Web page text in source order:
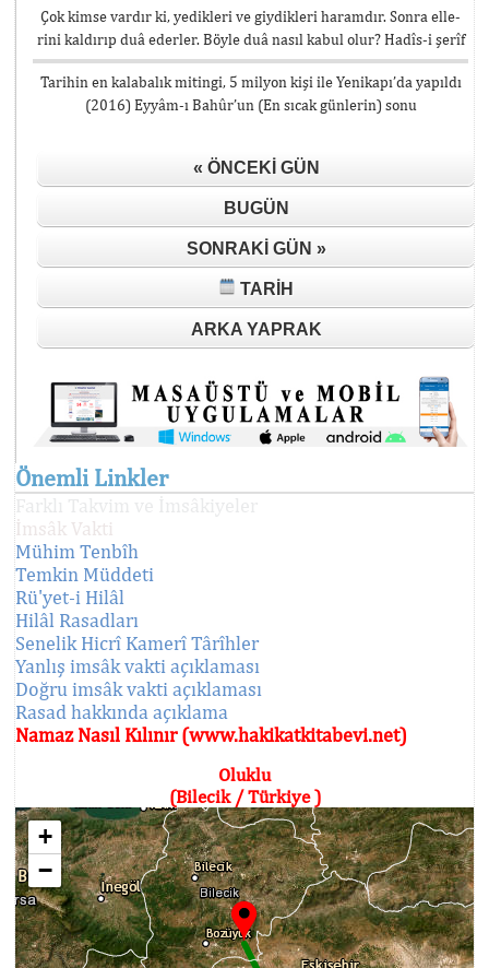
Çok kimse vardır ki, yedikleri ve giydikleri haramdır. Sonra elle-
rini kaldırıp duâ ederler. Böyle duâ nasıl kabul olur? Hadîs-i şerîf
Tarihin en kalabalık mitingi, 5 milyon kişi ile Yenikapı’da yapıldı
(2016) Eyyâm-ı Bahûr’un (En sıcak günlerin) sonu
« ÖNCEKI GÜN
BUGÜN
SONRAKI GÜN »
TARIH
ARKA YAPRAK
Önemli Linkler
İmsâk Vakti
Mühim Tenbîh
Temkin Müddeti
Rü'yet-i Hilâl
Hilâl Rasadları
Senelik Hicrî Kamerî Târîhler
Yanlış imsâk vakti açıklaması
Doğru imsâk vakti açıklaması
Rasad hakkında açıklama
Namaz Nasıl Kılınır (www.hakikatkitabevi.net)
Oluklu
(Bilecik / Türkiye )
+
−